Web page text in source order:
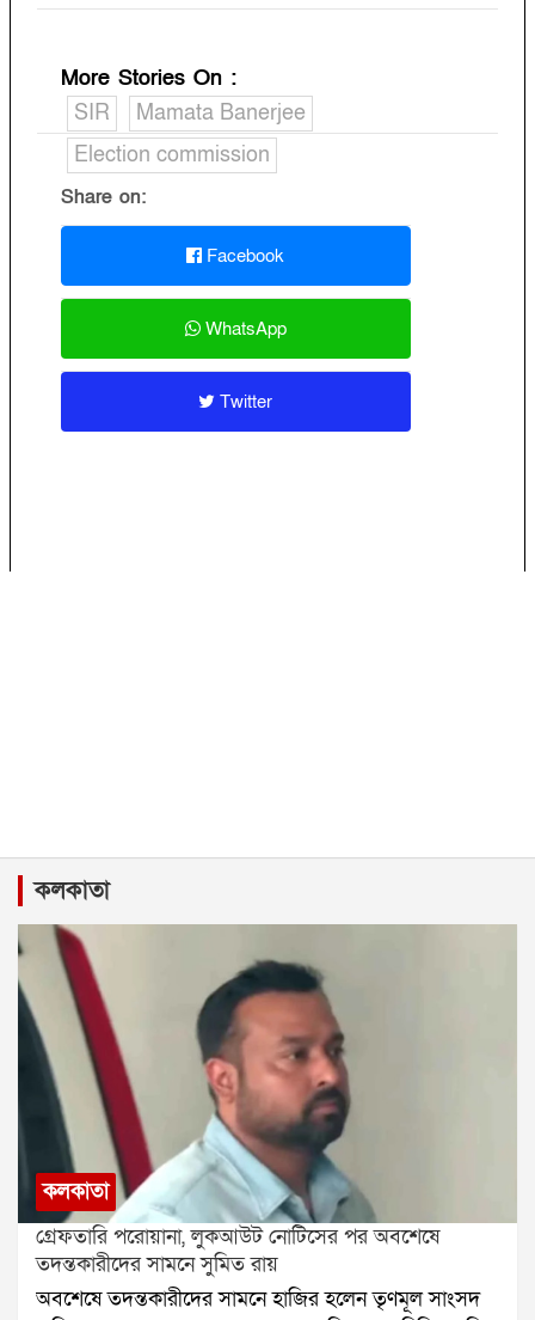
More Stories On :
SIR
Mamata Banerjee
Election commission
Share on:
Facebook
WhatsApp
Twitter
কলকাতা
কলকাতা
গ্রেফতারি পরোয়ানা, লুকআউট নোটিসের পর অবশেষে
তদন্তকারীদের সামনে সুমিত রায়
অবশেষে তদন্তকারীদের সামনে হাজির হলেন তৃণমূল সাংসদ